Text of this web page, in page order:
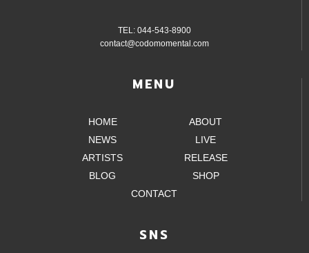
TEL: 044-543-8900
contact@codomomental.com
MENU
HOME
ABOUT
NEWS
LIVE
ARTISTS
RELEASE
BLOG
SHOP
CONTACT
SNS